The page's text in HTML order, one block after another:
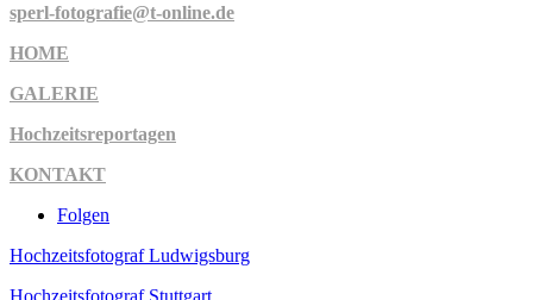
sperl-fotografie@t-online.de
HOME
GALERIE
Hochzeitsreportagen
KONTAKT
Folgen
Hochzeitsfotograf Ludwigsburg
Hochzeitsfotograf Stuttgart